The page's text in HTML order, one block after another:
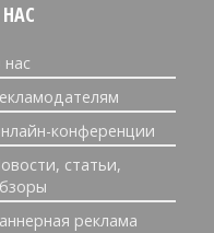
конференции
статьи,
реклама